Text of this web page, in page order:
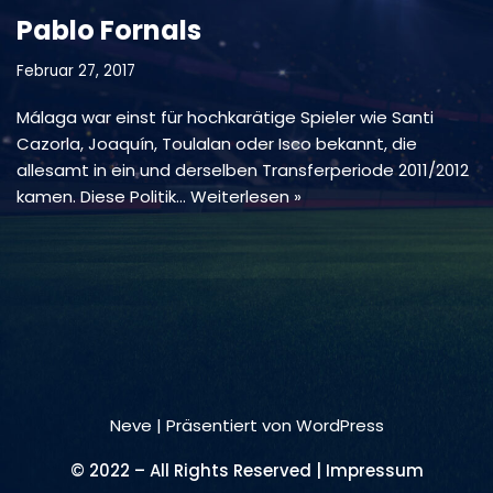
Pablo Fornals
Februar 27, 2017
Málaga war einst für hochkarätige Spieler wie Santi
Cazorla, Joaquín, Toulalan oder Isco bekannt, die
allesamt in ein und derselben Transferperiode 2011/2012
kamen. Diese Politik… Weiterlesen »
Neve | Präsentiert vonWordPress
© 2022 – All Rights Reserved | Impressum